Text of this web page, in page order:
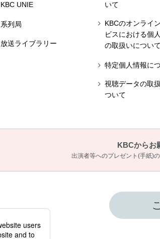
KBC UNIE
系列局
放送ライブラリー
いて
KBCのオンライ
ビスにおける個
の取扱いについて
特定個人情報に
視聴データの取
ついて
KBCからお
出演者等へのプレゼント(手紙)